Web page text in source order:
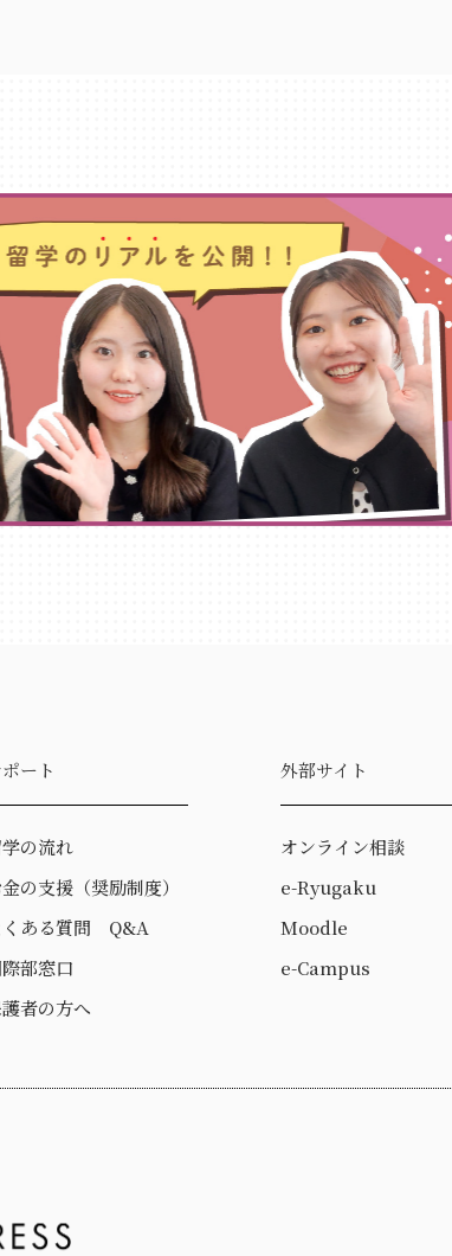
ート
の流れ
の支援（奨励制度）
くある質問 Q&A
部窓口
者の方へ
外部サイト
オンライン相談
e-Ryugaku
Moodle
e-Campus